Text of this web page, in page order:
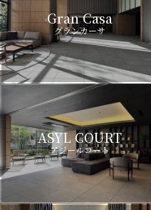
Gran Casa
グランカーサ
ASYL COURT
アジールコート